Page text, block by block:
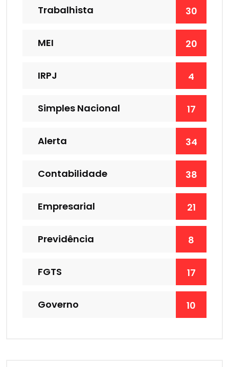
Trabalhista 30
MEI 20
IRPJ 4
Simples Nacional 17
Alerta 34
Contabilidade 38
Empresarial 21
Previdência 8
FGTS 17
Governo 10